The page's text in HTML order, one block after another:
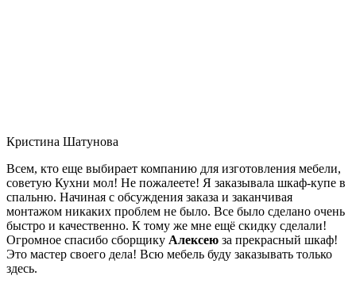
Кристина Шатунова
Всем, кто еще выбирает компанию для изготовления мебели,
советую Кухни мол! Не пожалеете! Я заказывала шкаф-купе в
спальню. Начиная с обсуждения заказа и заканчивая
монтажом никаких проблем не было. Все было сделано очень
быстро и качественно. К тому же мне ещё скидку сделали!
Огромное спасибо сборщику Алексею за прекрасный шкаф!
Это мастер своего дела! Всю мебель буду заказывать только
здесь.